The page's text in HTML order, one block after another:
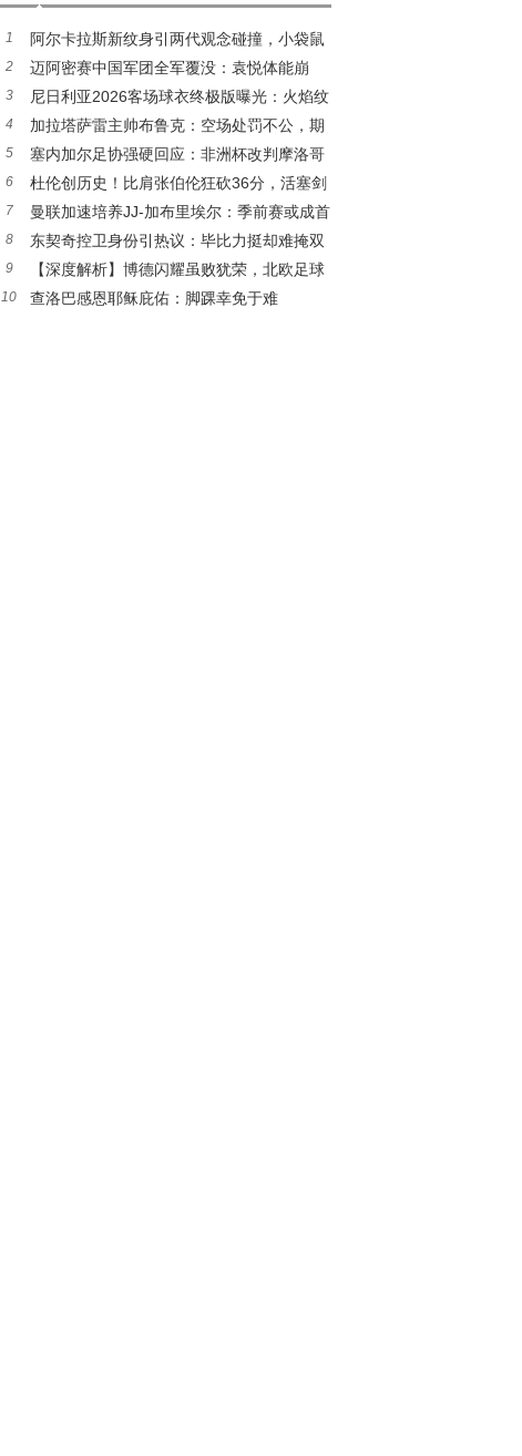
1
阿尔卡拉斯新纹身引两代观念碰撞，小袋鼠
成荣耀新印记
2
迈阿密赛中国军团全军覆没：袁悦体能崩
盘，布云朝克特错失历史会师
3
尼日利亚2026客场球衣终极版曝光：火焰纹
路引爆收藏热潮
4
加拉塔萨雷主帅布鲁克：空场处罚不公，期
待安菲尔德创造奇迹
5
塞内加尔足协强硬回应：非洲杯改判摩洛哥
胜，此乃非洲足球之耻
6
杜伦创历史！比肩张伯伦狂砍36分，活塞剑
指50胜冲击东部霸主！
7
曼联加速培养JJ-加布里埃尔：季前赛或成首
秀舞台，下赛季登陆英超在望
8
东契奇控卫身份引热议：毕比力挺却难掩双
能卫本质？
9
【深度解析】博德闪耀虽败犹荣，北欧足球
新势力未来可期
10 查洛巴感恩耶稣庇佑：脚踝幸免于难